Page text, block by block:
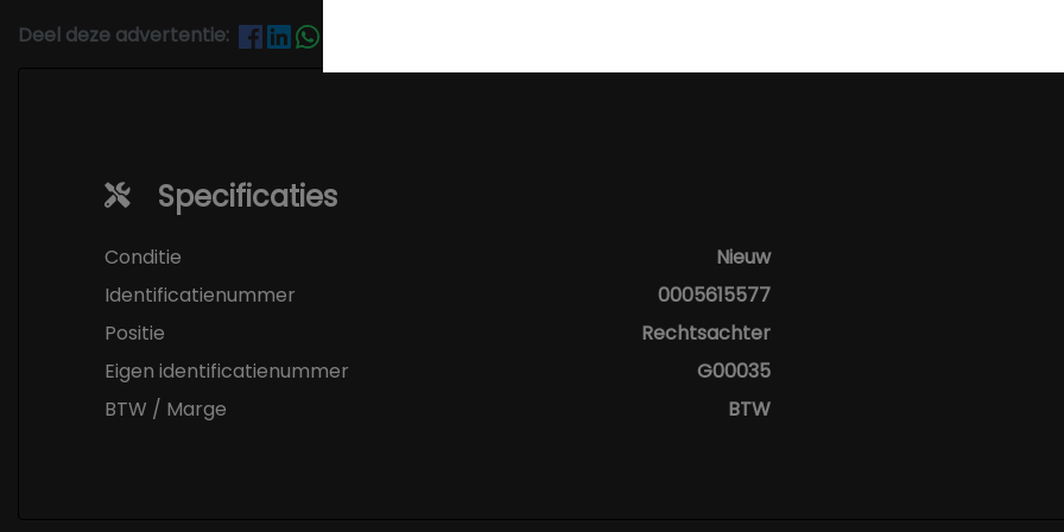
Deel deze advertentie:
Specificaties
Conditie
Nieuw
Identificatienummer
0005615577
Positie
Rechtsachter
Eigen identificatienummer
G00035
BTW / Marge
BTW